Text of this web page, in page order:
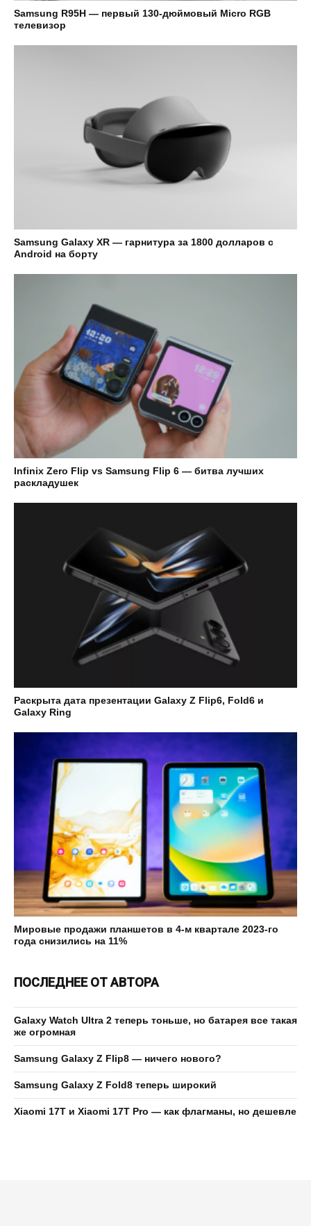
Samsung R95H — первый 130-дюймовый Micro RGB
телевизор
Samsung Galaxy XR — гарнитура за 1800 долларов с
Android на борту
Infinix Zero Flip vs Samsung Flip 6 — битва лучших
раскладушек
Раскрыта дата презентации Galaxy Z Flip6, Fold6 и
Galaxy Ring
Мировые продажи планшетов в 4-м квартале 2023-го
года снизились на 11%
ПОСЛЕДНЕЕ ОТ АВТОРА
Galaxy Watch Ultra 2 теперь тоньше, но батарея все такая
же огромная
Samsung Galaxy Z Flip8 — ничего нового?
Samsung Galaxy Z Fold8 теперь широкий
Xiaomi 17T и Xiaomi 17T Pro — как флагманы, но дешевле